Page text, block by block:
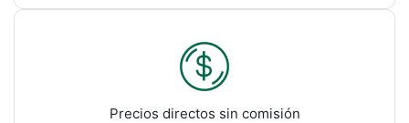
Precios directos sin comisión